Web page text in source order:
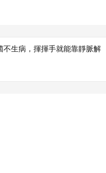
生病，揮揮手就能靠靜脈解